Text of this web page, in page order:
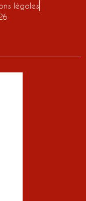
légales